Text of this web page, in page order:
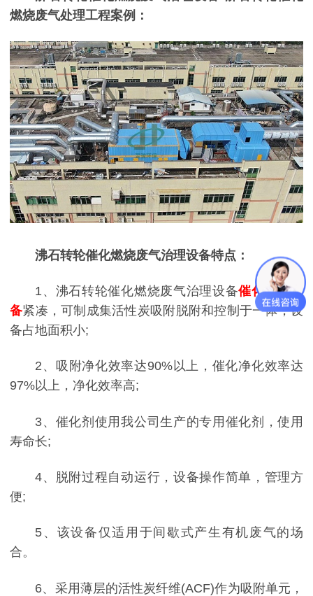
燃烧废气处理工程案例：
沸石转轮催化燃烧废气治理设备特点：
1、沸石转轮催化燃烧废气治理设备催化燃烧设
备紧凑，可制成集活性炭吸附脱附和控制于一体，设
备占地面积小;
2、吸附净化效率达90%以上，催化净化效率达
97%以上，净化效率高;
3、催化剂使用我公司生产的专用催化剂，使用
寿命长;
4、脱附过程自动运行，设备操作简单，管理方
便;
5、该设备仅适用于间歇式产生有机废气的场
合。
6、采用薄层的活性炭纤维(ACF)作为吸附单元，